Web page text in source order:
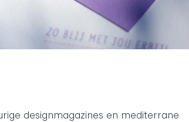
designmagazines en mediterrane